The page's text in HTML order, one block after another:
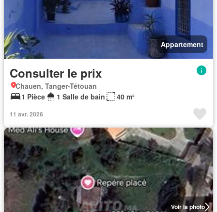
Appartement
Consulter le prix
Chauen, Tanger-Tétouan
1 Pièce
1 Salle de bain 40 m²
11 avr. 2026
Voir la photo